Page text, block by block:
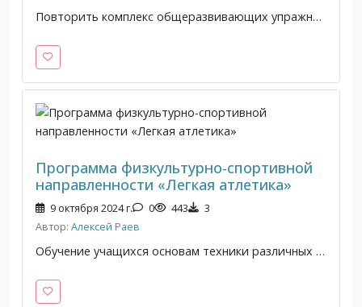
Повторить комплекс общеразвивающих упражнений с мячом при игре в волейбол
Программа физкультурно-спортивной
направленности «Легкая атлетика»
9 октября 2024 г. 0 443 3
Автор: Алексей Раев
Обучение учащихся основам техники различных видов легкой атлетики.